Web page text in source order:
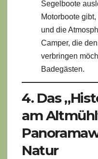
Segelboote
Motorboote
und die
Camper, die
verbringen
Badegästen.
4. Das
am
Natur